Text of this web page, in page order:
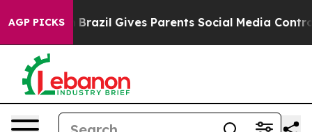
AGP PICKS
Youth Brazil Gives Parents Social Media Controls